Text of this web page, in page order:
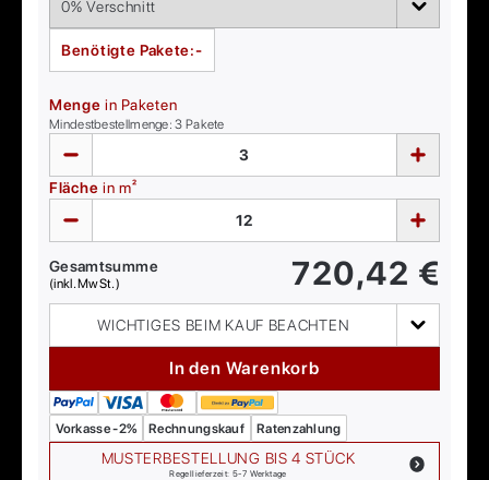
Benötigte Pakete:-
Menge in Paketen
Mindestbestellmenge:3 Pakete
Fläche in m²
Gesamtsumme
(inkl. MwSt.) 720,42 €
WICHTIGES BEIM KAUF BEACHTEN
In den Warenkorb
Vorkasse -2% Rechnungskauf Ratenzahlung
MUSTERBESTELLUNG BIS 4 STÜCK
Regellieferzeit: 5-7 Werktage